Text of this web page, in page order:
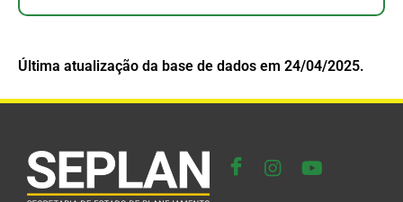
Última atualização da base de dados em 24/04/2025.